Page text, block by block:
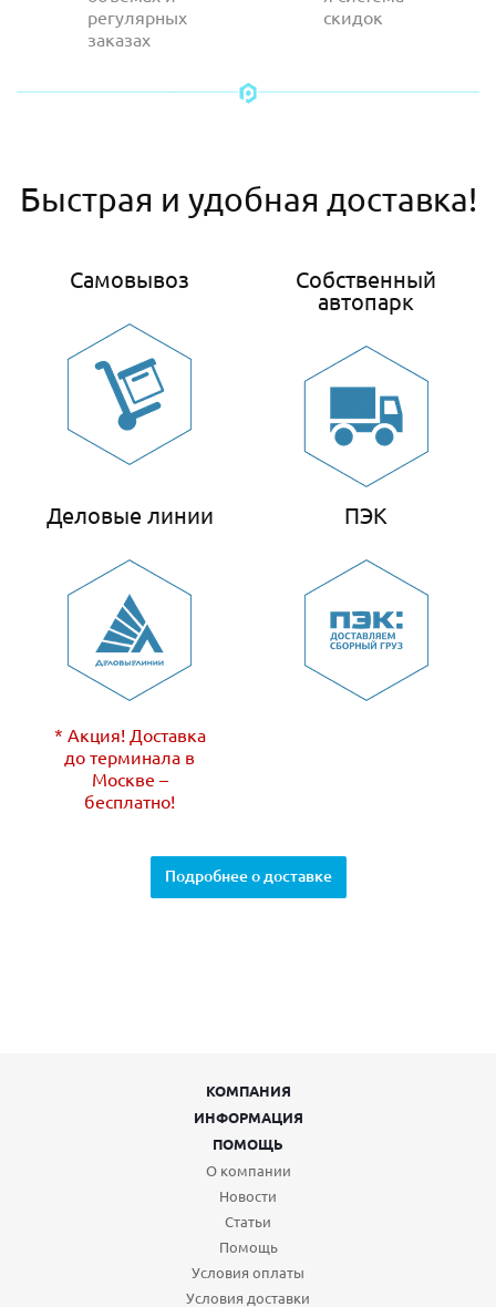
регулярных
заказах
скидок
Быстрая и удобная доставка!
Самовывоз
Собственный
автопарк
Деловые линии
* Акция! Доставка
до терминала в
Москве –
бесплатно!
ПЭК
Подробнее о доставке
КОМПАНИЯ
ИНФОРМАЦИЯ
ПОМОЩЬ
О компании
Новости
Статьи
Помощь
Условия оплаты
Условия доставки